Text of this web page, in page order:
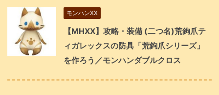
モンハンXX
【MHXX】攻略・装備 (二つ名)荒鉤爪テ
ィガレックスの防具「荒鉤爪シリーズ」
を作ろう／モンハンダブルクロス